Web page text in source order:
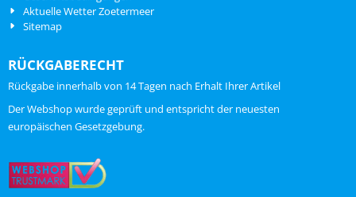
Aktuelle Wetter Zoetermeer
Sitemap
RÜCKGABERECHT
Rückgabe innerhalb von 14 Tagen nach Erhalt Ihrer Artikel
ChatGPT zei:
Der Webshop wurde geprüft und entspricht der neuesten
europäischen Gesetzgebung.